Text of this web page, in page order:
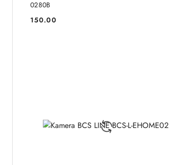
0280B
Cena:
150.00